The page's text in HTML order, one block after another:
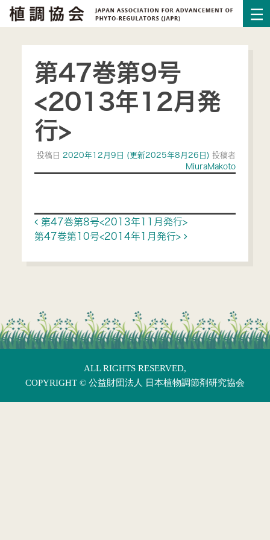
第47巻第9号
<2013年12月発
行>
投稿日 2020年12月9日 (更新2025年8月26日)投稿者
MiuraMakoto
Post navigation
第47巻第8号<2013年11月発行>
第47巻第10号<2014年1月発行>
ALL RIGHTS RESERVED,
COPYRIGHT © 公益財団法人 日本植物調節剤研究協会